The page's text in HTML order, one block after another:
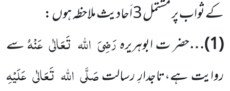
کے ثواب پر مشتمل3اَحادیث ملاحظہ ہوں :
(
1
)…حضر ت ابوہریرہرَضِیَ اللہ تَعَالٰی عَنْہُسے
روایت ہے،تاجدارِ رسالتصَلَّی اللہ تَعَالٰی عَلَیْہِ